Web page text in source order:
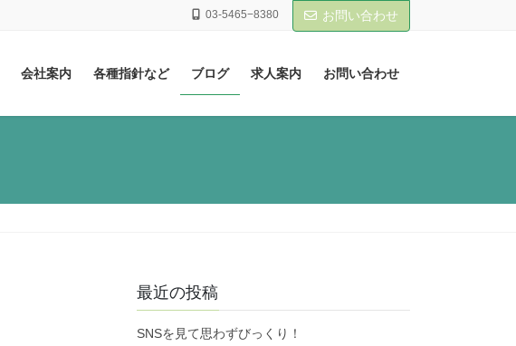
03-5465−8380 お問い合わせ
会社案内 各種指針など ブログ 求人案内 お問い合わせ
最近の投稿
SNSを見て思わずびっくり！